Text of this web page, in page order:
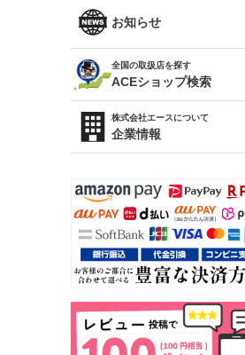
ソアラ
アルテッツァ
プロボックス
RAV4
R34 スカイライン
スカイライン
（ER34/R33/ECR33/R32）
キャラバン
ローレル
セフィーロ
ファッション小物
雑貨・ステーショナリー
ベビー用品
お知らせ
全国の取扱店を探す
ACEショップ検索
株式会社エースについて
企業情報